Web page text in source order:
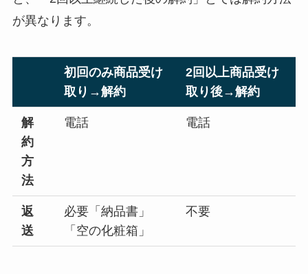
が異なります。
初回のみ商品受け
取り→解約
2回以上商品受け
取り後→解約
解
約
方
法
電話 電話
返
送
必要「納品書」
「空の化粧箱」
不要